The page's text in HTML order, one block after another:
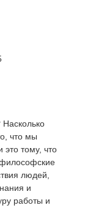
Насколько
что мы
это тому, что
людей,
и
работы и